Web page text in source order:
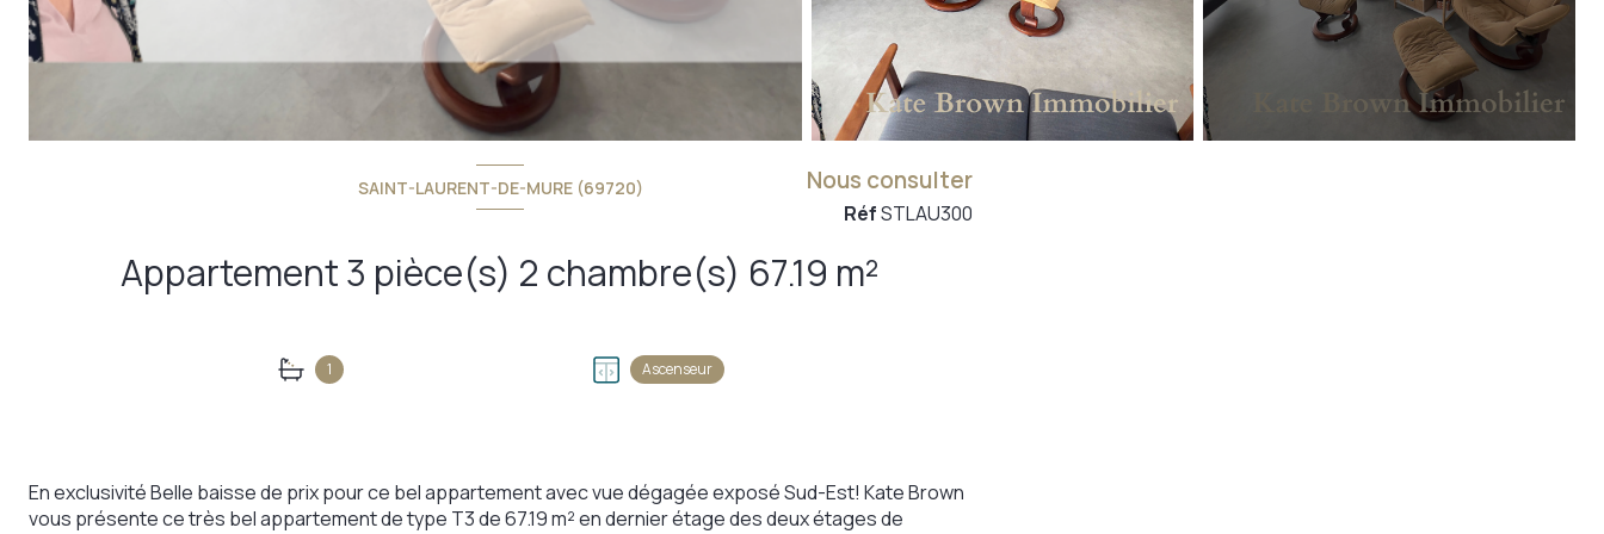
SAINT-LAURENT-DE-MURE (69720)
Appartement 3 pièce(s) 2 chambre(s) 67.19 m²
1 Ascenseur
Nous consulter
RéfSTLAU300
En exclusivité Belle baisse de prix pour ce bel appartement avec vue dégagée exposé Sud-Est! Kate Brown
vous présente ce très bel appartement de type T3 de 67.19 m² en dernier étage des deux étages de